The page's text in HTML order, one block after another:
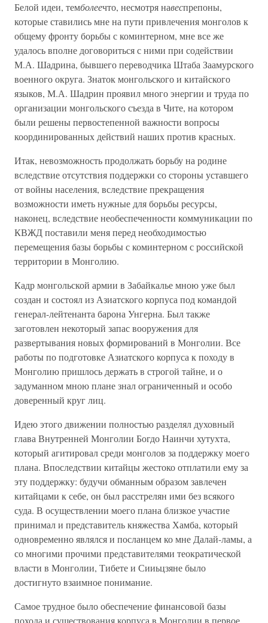
Белой идеи, темболеечто, несмотря навеспрепоны,
которые ставились мне на пути привлечения монголов к
общему фронту борьбы с коминтерном, мне все же
удалось вполне договориться с ними при содействии
М.А. Шадрина, бывшего переводчика Штаба Заамурского
военного округа. Знаток монгольского и китайского
языков, М.А. Шадрин проявил много энергии и труда по
организации монгольского съезда в Чите, на котором
были решены первостепенной важности вопросы
координированных действий наших против красных.
Итак, невозможность продолжать борьбу на родине
вследствие отсутствия поддержки со стороны уставшего
от войны населения, вследствие прекращения
возможности иметь нужные для борьбы ресурсы,
наконец, вследствие необеспеченности коммуникации по
КВЖД поставили меня перед необходимостью
перемещения базы борьбы с коминтерном с российской
территории в Монголию.
Кадр монгольской армии в Забайкалье мною уже был
создан и состоял из Азиатского корпуса под командой
генерал-лейтенанта барона Унгерна. Был также
заготовлен некоторый запас вооружения для
развертывания новых формирований в Монголии. Все
работы по подготовке Азиатского корпуса к походу в
Монголию пришлось держать в строгой тайне, и о
задуманном мною плане знал ограниченный и особо
доверенный круг лиц.
Идею этого движении полностью разделял духовный
глава Внутренней Монголии Богдо Наинчи хутухта,
который агитировал среди монголов за поддержку моего
плана. Впоследствии китайцы жестоко отплатили ему за
эту поддержку: будучи обманным образом завлечен
китайцами к себе, он был расстрелян ими без всякого
суда. В осуществлении моего плана близкое участие
принимал и представитель княжества Хамба, который
одновременно являлся и посланцем ко мне Далай-ламы, а
со многими прочими представителями теократической
власти в Монголии, Тибете и Сииьцзяне было
достигнуто взаимное понимание.
Самое трудное было обеспечение финансовой базы
похода и существования корпуса в Монголии в первое